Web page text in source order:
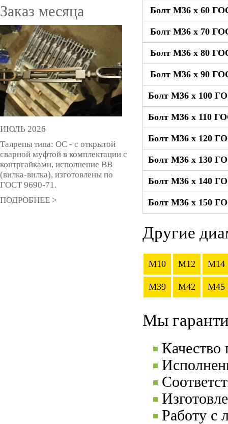
Болт М36 x 60
Болт М36 x 70
Болт М36 x 80
Болт М36 x 90
Болт М36 x 100
Болт М36 x 110
Болт М36 x 120
Болт М36 x 130
Болт М36 x 140
Болт М36 x 150
Другие
M10 M12 M14
M39 M42 M45
Мы
Качество
Работу с
Заказ месяца
ИЮЛЬ 2026
Талрепы типа: ОС - с открытой
сварной муфтой в комплектации с
контргайками, исполнение ВВ
(вилка-вилка), изготовлены по
ГОСТ 9690-71.
ПОДРОБНЕЕ >